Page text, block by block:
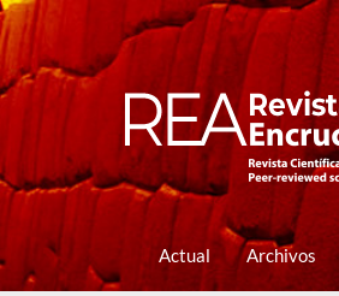
Navegación
Contenido
principal
Barra
Actual Archivos